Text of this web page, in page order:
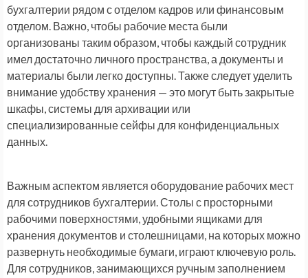
бухгалтерии рядом с отделом кадров или финансовым
отделом. Важно, чтобы рабочие места были
организованы таким образом, чтобы каждый сотрудник
имел достаточно личного пространства, а документы и
материалы были легко доступны. Также следует уделить
внимание удобству хранения — это могут быть закрытые
шкафы, системы для архивации или
специализированные сейфы для конфиденциальных
данных.
Важным аспектом является оборудование рабочих мест
для сотрудников бухгалтерии. Столы с просторными
рабочими поверхностями, удобными ящиками для
хранения документов и столешницами, на которых можно
развернуть необходимые бумаги, играют ключевую роль.
Для сотрудников, занимающихся ручным заполнением